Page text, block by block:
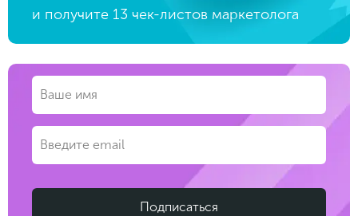
и получите 13 чек-листов маркетолога